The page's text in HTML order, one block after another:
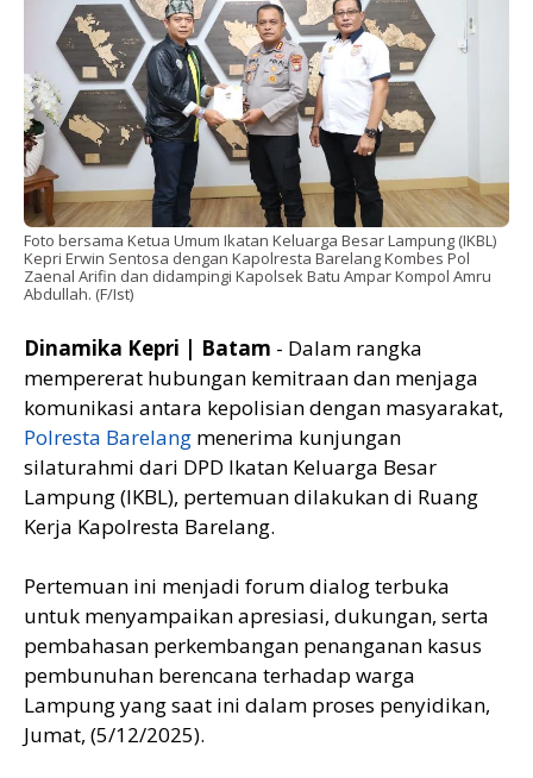
Foto bersama Ketua Umum Ikatan Keluarga Besar Lampung (IKBL)
Kepri Erwin Sentosa dengan Kapolresta Barelang Kombes Pol
Zaenal Arifin dan didampingi Kapolsek Batu Ampar Kompol Amru
Abdullah. (F/Ist)
Dinamika Kepri | Batam - Dalam rangka
mempererat hubungan kemitraan dan menjaga
komunikasi antara kepolisian dengan masyarakat,
Polresta Barelang menerima kunjungan
silaturahmi dari DPD Ikatan Keluarga Besar
Lampung (IKBL), pertemuan dilakukan di Ruang
Kerja Kapolresta Barelang.
Pertemuan ini menjadi forum dialog terbuka
untuk menyampaikan apresiasi, dukungan, serta
pembahasan perkembangan penanganan kasus
pembunuhan berencana terhadap warga
Lampung yang saat ini dalam proses penyidikan,
Jumat, (5/12/2025).